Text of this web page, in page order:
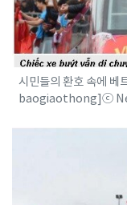
시민들의 환호 속에 베
baogiaothong]ⓒ